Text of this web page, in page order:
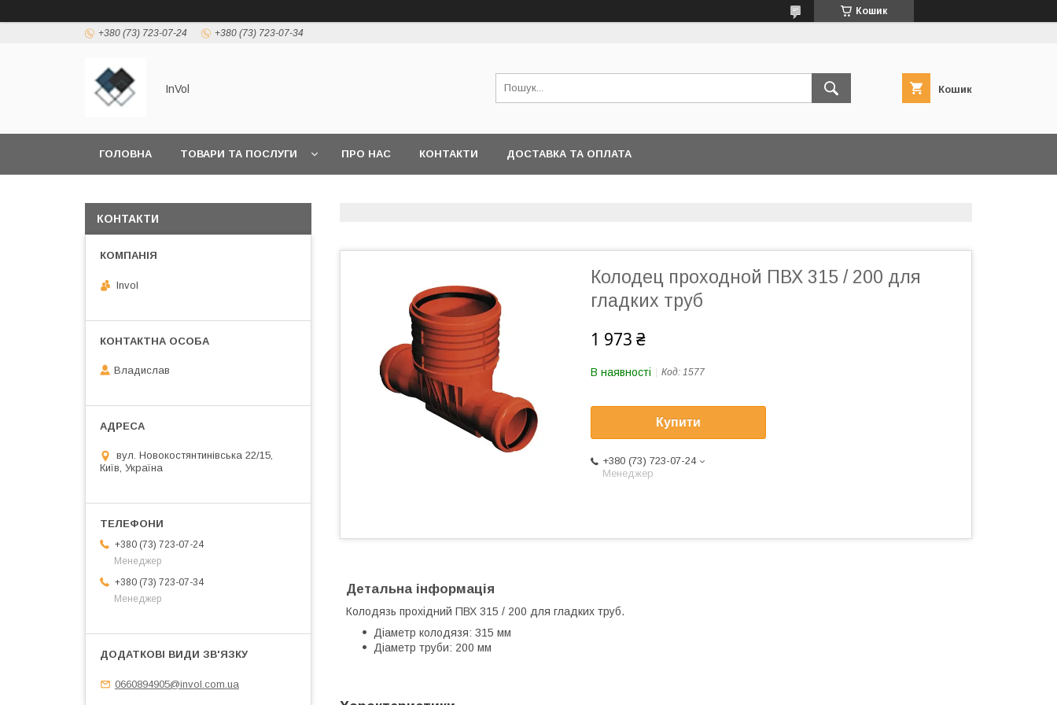
Кошик
+380 (73) 723-07-24 +380 (73) 723-07-34
InVol Кошик
ГОЛОВНА ТОВАРИ ТА ПОСЛУГИ ПРО НАС КОНТАКТИ ДОСТАВКА ТА ОПЛАТА
Колодец проходной ПВХ 315 / 200 для
гладких труб
1 973 ₴
В наявності Код: 1577
Купити
+380 (73) 723-07-24
Менеджер
Детальна інформація
Колодязь прохідний ПВХ 315 / 200 для гладких труб.
Діаметр колодязя: 315 мм
Діаметр труби: 200 мм
КОНТАКТИ
Invol
Владислав
вул. Новокостянтинівська 22/15,
Київ, Україна
+380 (73) 723-07-24
Менеджер
+380 (73) 723-07-34
Менеджер
0660894905@invol.com.ua